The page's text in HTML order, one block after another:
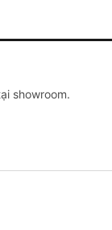
showroom.